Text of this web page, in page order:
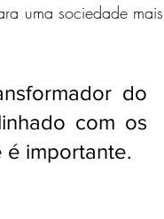
uma sociedade mais
do
com os
é importante.